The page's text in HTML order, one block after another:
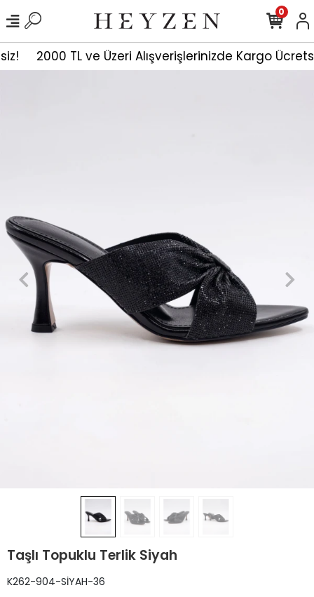
2000 TL ve Üzeri Alışverişlerinizde Kargo
0
Taşlı Topuklu Terlik Siyah
K262-904-SİYAH-36